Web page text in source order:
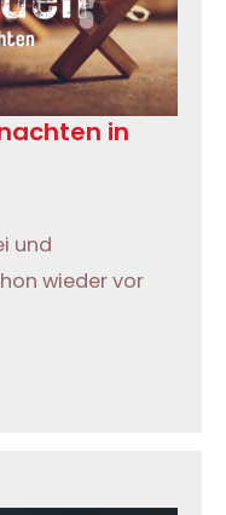
in
und
wieder vor